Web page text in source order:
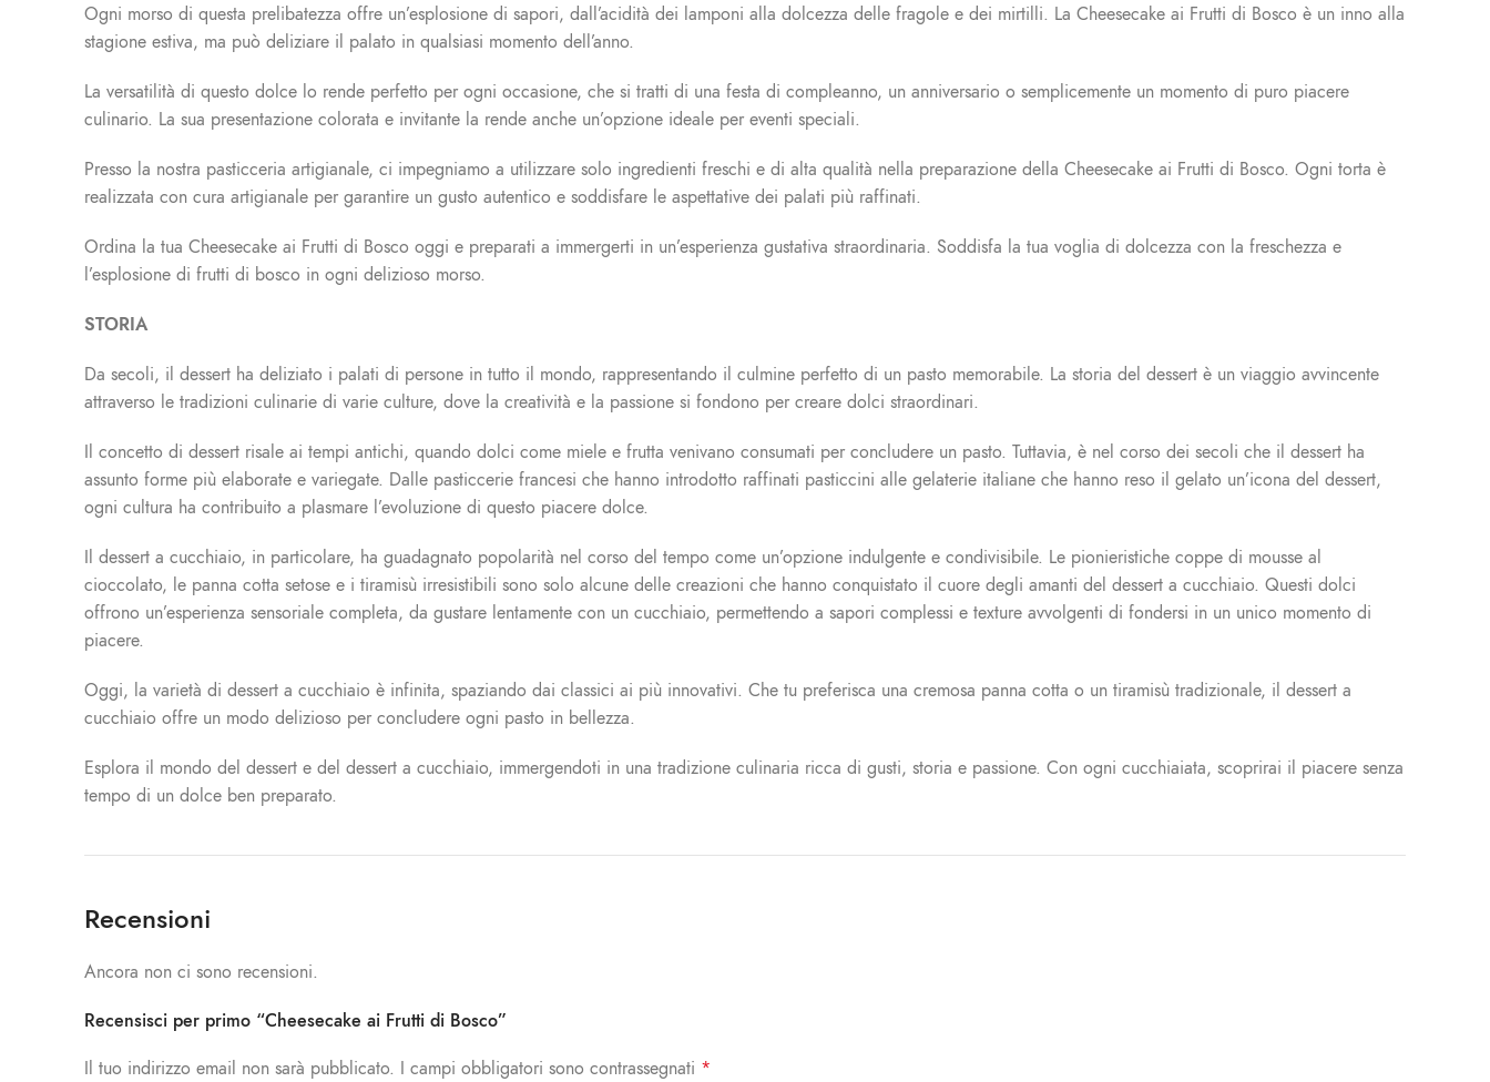
Ogni morso di questa prelibatezza offre un’esplosione di sapori, dall’acidità dei lamponi alla dolcezza delle fragole e dei mirtilli. La Cheesecake ai Frutti di Bosco è un inno alla
stagione estiva, ma può deliziare il palato in qualsiasi momento dell’anno.
La versatilità di questo dolce lo rende perfetto per ogni occasione, che si tratti di una festa di compleanno, un anniversario o semplicemente un momento di puro piacere
culinario. La sua presentazione colorata e invitante la rende anche un’opzione ideale per eventi speciali.
Presso la nostra pasticceria artigianale, ci impegniamo a utilizzare solo ingredienti freschi e di alta qualità nella preparazione della Cheesecake ai Frutti di Bosco. Ogni torta è
realizzata con cura artigianale per garantire un gusto autentico e soddisfare le aspettative dei palati più raffinati.
Ordina la tua Cheesecake ai Frutti di Bosco oggi e preparati a immergerti in un’esperienza gustativa straordinaria. Soddisfa la tua voglia di dolcezza con la freschezza e
l’esplosione di frutti di bosco in ogni delizioso morso.
STORIA
Da secoli, il dessert ha deliziato i palati di persone in tutto il mondo, rappresentando il culmine perfetto di un pasto memorabile. La storia del dessert è un viaggio avvincente
attraverso le tradizioni culinarie di varie culture, dove la creatività e la passione si fondono per creare dolci straordinari.
Il concetto di dessert risale ai tempi antichi, quando dolci come miele e frutta venivano consumati per concludere un pasto. Tuttavia, è nel corso dei secoli che il dessert ha
assunto forme più elaborate e variegate. Dalle pasticcerie francesi che hanno introdotto raffinati pasticcini alle gelaterie italiane che hanno reso il gelato un’icona del dessert,
ogni cultura ha contribuito a plasmare l’evoluzione di questo piacere dolce.
Il dessert a cucchiaio, in particolare, ha guadagnato popolarità nel corso del tempo come un’opzione indulgente e condivisibile. Le pionieristiche coppe di mousse al
cioccolato, le panna cotta setose e i tiramisù irresistibili sono solo alcune delle creazioni che hanno conquistato il cuore degli amanti del dessert a cucchiaio. Questi dolci
offrono un’esperienza sensoriale completa, da gustare lentamente con un cucchiaio, permettendo a sapori complessi e texture avvolgenti di fondersi in un unico momento di
piacere.
Oggi, la varietà di dessert a cucchiaio è infinita, spaziando dai classici ai più innovativi. Che tu preferisca una cremosa panna cotta o un tiramisù tradizionale, il dessert a
cucchiaio offre un modo delizioso per concludere ogni pasto in bellezza.
Esplora il mondo del dessert e del dessert a cucchiaio, immergendoti in una tradizione culinaria ricca di gusti, storia e passione. Con ogni cucchiaiata, scoprirai il piacere senza
tempo di un dolce ben preparato.
Recensioni
Ancora non ci sono recensioni.
Recensisci per primo “Cheesecake ai Frutti di Bosco”
Il tuo indirizzo email non sarà pubblicato. I campi obbligatori sono contrassegnati *